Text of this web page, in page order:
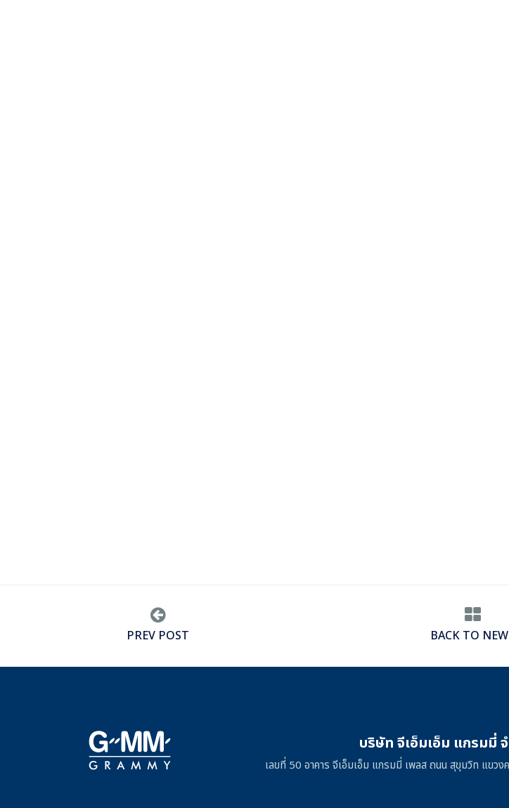
PREV POST BACK TO
บริษัท จีเอ็มเอ็ม แกรมมี่
เลขที่ 50 อาคาร จีเอ็มเอ็ม แกรมมี่ เพลส ถนน สุขุมวิท แขว